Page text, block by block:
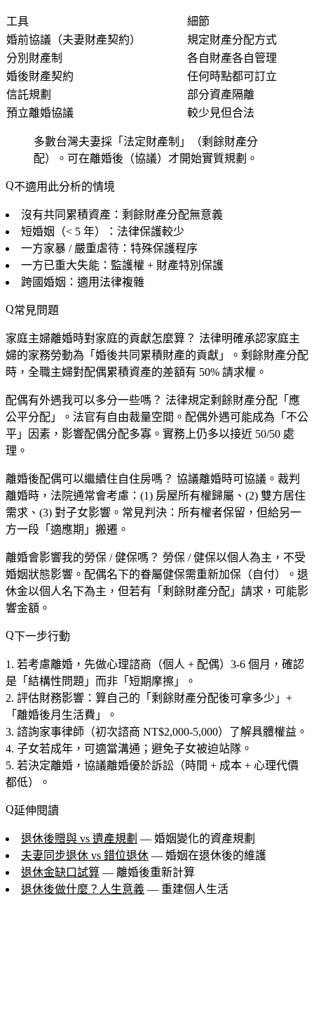
工具
細節
婚前協議（夫妻財產契約）
規定財產分配方式
分別財產制
各自財產各自管理
婚後財產契約
任何時點都可訂立
信託規劃
部分資產隔離
預立離婚協議
較少見但合法
多數台灣夫妻採「法定財產制」（剩餘財產分
配）。可在離婚後（協議）才開始實質規劃。
不適用此分析的情境
沒有共同累積資產：剩餘財產分配無意義
短婚姻（< 5 年）：法律保護較少
一方家暴 / 嚴重虐待：特殊保護程序
一方已重大失能：監護權 + 財產特別保護
跨國婚姻：適用法律複雜
常見問題
家庭主婦離婚時對家庭的貢獻怎麼算？ 法律明確承認家庭主
婦的家務勞動為「婚後共同累積財產的貢獻」。剩餘財產分配
時，全職主婦對配偶累積資產的差額有 50% 請求權。
配偶有外遇我可以多分一些嗎？ 法律規定剩餘財產分配「應
公平分配」。法官有自由裁量空間。配偶外遇可能成為「不公
平」因素，影響配偶分配多寡。實務上仍多以接近 50/50 處
理。
離婚後配偶可以繼續住自住房嗎？ 協議離婚時可協議。裁判
離婚時，法院通常會考慮：(1) 房屋所有權歸屬、(2) 雙方居住
需求、(3) 對子女影響。常見判決：所有權者保留，但給另一
方一段「適應期」搬遷。
離婚會影響我的勞保 / 健保嗎？ 勞保 / 健保以個人為主，不受
婚姻狀態影響。配偶名下的眷屬健保需重新加保（自付）。退
休金以個人名下為主，但若有「剩餘財產分配」請求，可能影
響金額。
下一步行動
若考慮離婚，先做心理諮商（個人 + 配偶）3-6 個月，確認
是「結構性問題」而非「短期摩擦」。
評估財務影響：算自己的「剩餘財產分配後可拿多少」+
「離婚後月生活費」。
諮詢家事律師（初次諮商 NT$2,000-5,000）了解具體權益。
子女若成年，可適當溝通；避免子女被迫站隊。
若決定離婚，協議離婚優於訴訟（時間 + 成本 + 心理代價
都低）。
延伸閱讀
退休後贈與 vs 遺產規劃 — 婚姻變化的資產規劃
夫妻同步退休 vs 錯位退休 — 婚姻在退休後的維護
退休金缺口試算 — 離婚後重新計算
退休後做什麼？人生意義 — 重建個人生活